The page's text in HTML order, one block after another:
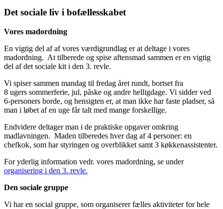
Det sociale liv i bofællesskabet
Vores madordning
En vigtig del af af vores værdigrundlag er at deltage i vores
madordning. At tilberede og spise aftensmad sammen er en vigtig
del af det sociale kit i den 3. revle.
Vi spiser sammen mandag til fredag året rundt, bortset fra
8 ugers sommerferie, jul, påske og andre helligdage. Vi sidder ved
6-personers borde, og hensigten er, at man ikke har faste pladser, så
man i løbet af en uge får talt med mange forskellige.
Endvidere deltager man i de praktiske opgaver omkring
madlavningen. Maden tilberedes hver dag af 4 personer: en
chefkok, som har styringen og overblikket samt 3 køkkenassistenter.
For yderlig information vedr. vores madordning, se under
organisering i den 3. revle.
Den sociale gruppe
Vi har en social gruppe, som organiserer fælles aktiviteter for hele